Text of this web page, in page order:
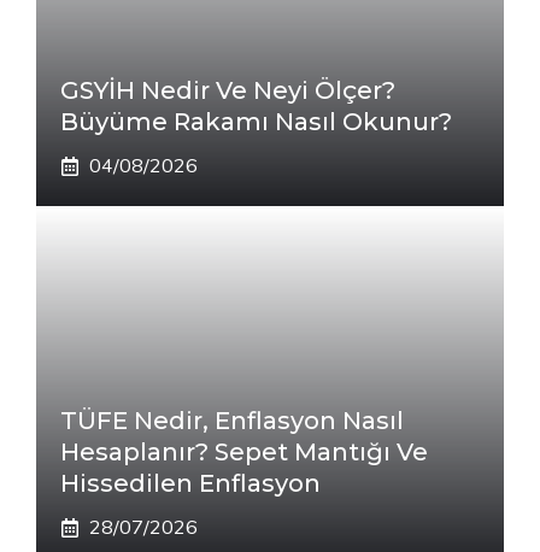
GSYİH Nedir Ve Neyi Ölçer?
Büyüme Rakamı Nasıl Okunur?
04/08/2026
TÜFE Nedir, Enflasyon Nasıl
Hesaplanır? Sepet Mantığı Ve
Hissedilen Enflasyon
28/07/2026